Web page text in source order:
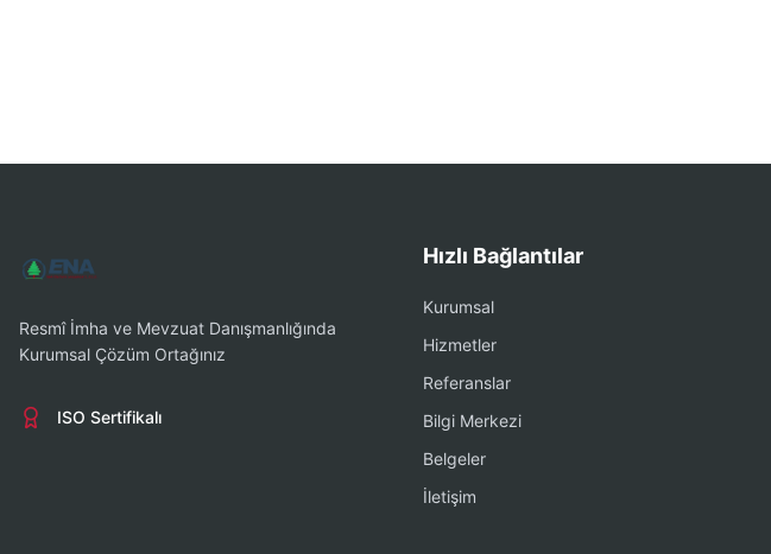
Resmî İmha ve Mevzuat Danışmanlığında
Kurumsal Çözüm Ortağınız
ISO Sertifikalı
Hızlı Bağlantılar
Kurumsal
Hizmetler
Referanslar
Bilgi Merkezi
Belgeler
İletişim